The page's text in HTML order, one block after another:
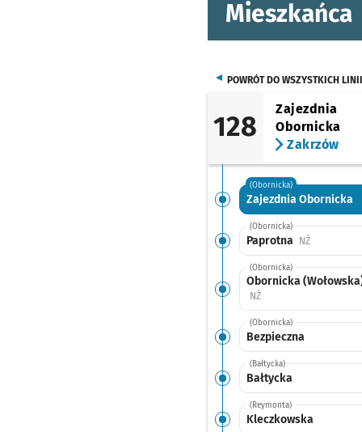
Mieszkańca
POWRÓT DO WSZYSTKICH LINII
128
Zajezdnia
Obornicka
Zakrzów
(Obornicka)
Zajezdnia Obornicka
(Obornicka)
Paprotna NŻPrzystanek
(Obornicka)
Obornicka
NŻPrzystanek na życzenie
(Obornicka)
Bezpieczna
(Bałtycka)
Bałtycka
(Reymonta)
Kleczkowska